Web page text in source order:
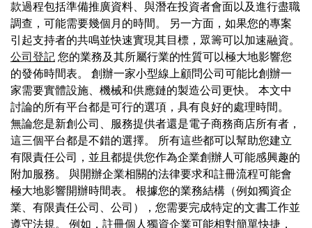
款過程包括準備推廣資料、與潛在投資者會面以及進行盡職
調查，可能需要幾個月的時間。 另一方面，如果您的專案
引起支持者的共鳴並快速實現其目標，眾籌可以加速融資。
公司登記 您的業務及其所屬行業的性質可以極大地影響您
的發佈時間表。 創辦一家小型線上顧問公司可能比創辦一
家需要實體設施、機械和供應鏈的製造公司更快。 本文中
討論的所有平台都是可行的選項，具有良好的處理時間。
無論您是新創公司、服務提供者還是電子商務商店所有者，
這三個平台都是不錯的選擇。 所有這些都可以幫助您建立
有限責任公司，並且都提供您作為企業創辦人可能感興趣的
附加服務。 與開辦企業相關的法律要求和註冊流程可能會
極大地影響開辦時間表。 根據您的業務結構（例如獨資企
業、有限責任公司、公司），您需要完成特定的文書工作並
遵守法規。 例如，註冊個人獨資企業可能相對簡單快捷，